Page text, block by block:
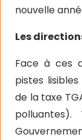
nouvelle
Les
Face à ces
pistes
de la taxe